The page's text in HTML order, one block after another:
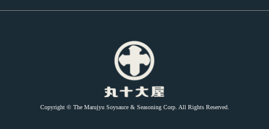
Copyright © The Marujyu Soysauce & Seasoning Corp. All Rights Reserved.